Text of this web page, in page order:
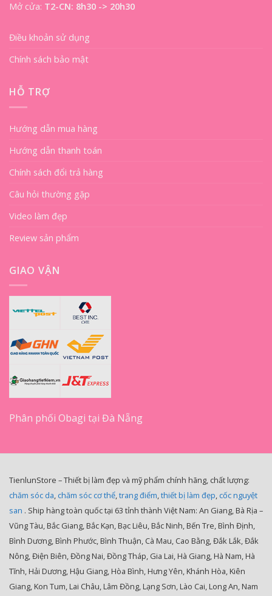
Mở cửa: T2-CN: 8h30 -> 20h30
Điều khoản sử dụng
Chính sách bảo mật
HỖ TRỢ
Hướng dẫn mua hàng
Hướng dẫn thanh toán
Chính sách đổi trả hàng
Câu hỏi thường gặp
Video làm đẹp
Review sản phẩm
GIAO VẬN
Phân phối Obagi tại Đà Nẵng
TienlunStore – Thiết bị làm đẹp và mỹ phẩm chính hãng, chất lượng:
chăm sóc da, chăm sóc cơ thể,trang điểm,thiết bị làm đẹp, cốc nguyệt
san . Ship hàng toàn quốc tại 63 tỉnh thành Việt Nam: An Giang, Bà Rịa –
Vũng Tàu, Bắc Giang, Bắc Kạn, Bạc Liêu, Bắc Ninh, Bến Tre, Bình Định,
Bình Dương, Bình Phước, Bình Thuận, Cà Mau, Cao Bằng, Đắk Lắk, Đắk
Nông, Điện Biên, Đồng Nai, Đồng Tháp, Gia Lai, Hà Giang, Hà Nam, Hà
Tĩnh, Hải Dương, Hậu Giang, Hòa Bình, Hưng Yên, Khánh Hòa, Kiên
Giang, Kon Tum, Lai Châu, Lâm Đồng, Lạng Sơn, Lào Cai, Long An, Nam